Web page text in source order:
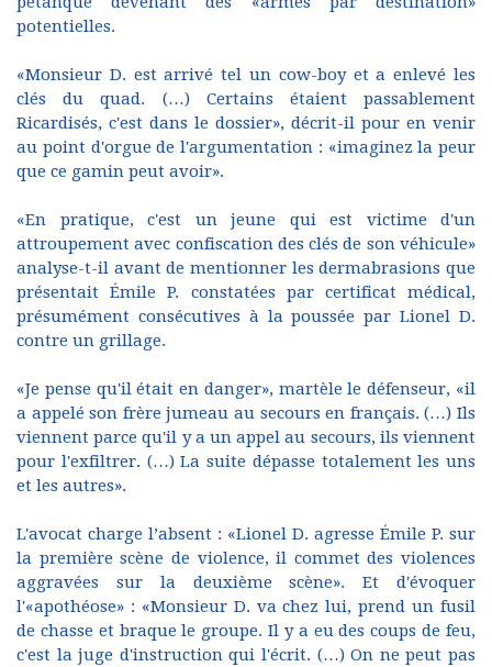
potentielles.
«Monsieur D. est arrivé tel un cow-boy et a enlevé les
clés du quad. (…) Certains étaient passablement
Ricardisés, c'est dans le dossier», décrit-il pour en venir
au point d'orgue de l'argumentation : «imaginez la peur
que ce gamin peut avoir».
«En pratique, c'est un jeune qui est victime d'un
attroupement avec confiscation des clés de son véhicule»
analyse-t-il avant de mentionner les dermabrasions que
présentait Émile P. constatées par certificat médical,
présumément consécutives à la poussée par Lionel D.
contre un grillage.
«Je pense qu'il était en danger», martèle le défenseur, «il
a appelé son frère jumeau au secours en français. (…) Ils
viennent parce qu'il y a un appel au secours, ils viennent
pour l'exfiltrer. (…) La suite dépasse totalement les uns
et les autres».
L'avocat charge l’absent : «Lionel D. agresse Émile P. sur
la première scène de violence, il commet des violences
aggravées sur la deuxième scène». Et d'évoquer
l'«apothéose» : «Monsieur D. va chez lui, prend un fusil
de chasse et braque le groupe. Il y a eu des coups de feu,
c'est la juge d'instruction qui l'écrit. (…) On ne peut pas